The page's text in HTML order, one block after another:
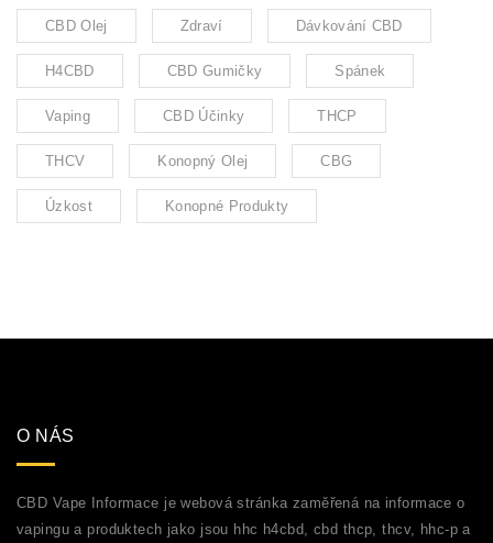
CBD Olej Zdraví Dávkování CBD
H4CBD CBD Gumičky Spánek
Vaping CBD Účinky THCP
THCV Konopný Olej CBG
Úzkost Konopné Produkty
O NÁS
CBD Vape Informace je webová stránka zaměřená na informace o
vapingu a produktech jako jsou hhc h4cbd, cbd thcp, thcv, hhc-p a